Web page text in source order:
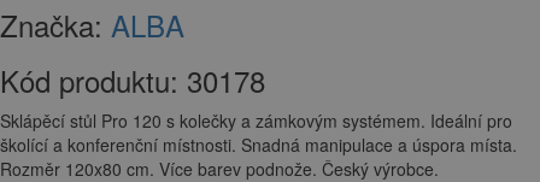
Značka: ALBA
Kód produktu: 30178
Sklápěcí stůl Pro 120 s kolečky a zámkovým systémem. Ideální pro
školící a konferenční místnosti. Snadná manipulace a úspora místa.
Rozměr 120x80 cm. Více barev podnože. Český výrobce.